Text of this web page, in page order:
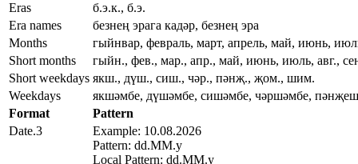
Eras
б.э.к., б.э.
Era names
безнең эрага кадәр, безнең эра
Months
гыйнвар, февраль, март, апрель, май, июнь,
Short months
гыйн., фев., мар., апр., май, июнь, июль, авг.,
Short weekdays якш., дүш., сиш., чәр., пәнҗ., җом., шим.
Weekdays
якшәмбе, дүшәмбе, сишәмбе, чәршәмбе,
Format
Pattern
Date.3
Example: 10.08.2026
Pattern: dd.MM.y
Local Pattern: dd.MM.y